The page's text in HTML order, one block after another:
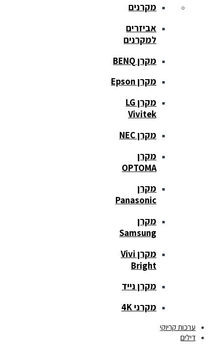
מקרנים
אביזרים
למקרנים
מקרן BENQ
מקרן Epson
מקרן LG
Vivitek
מקרן NEC
מקרן
OPTOMA
מקרן
Panasonic
מקרן
Samsung
מקרן Vivi
Bright
מקרן נייד
מקרני 4K
ערכות קריוקי
דילים